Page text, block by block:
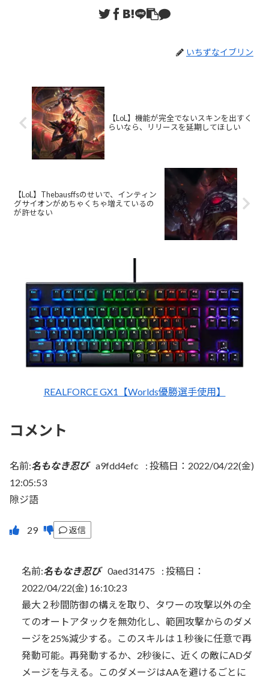
いちずなイブリン
【LoL】機能が完全でないスキンを出すく
らいなら、リリースを延期してほしい
【LoL】Thebausffsのせいで、インティン
グサイオンがめちゃくちゃ増えているの
が許せない
REALFORCE GX1【Worlds優勝選手使用】
コメント
名前:名もなき忍び a9fdd4efc : 投稿日：2022/04/22(金)
12:05:53
隙ジ語
返信
名前:名もなき忍び 0aed31475 : 投稿日：
2022/04/22(金) 16:10:23
最大２秒間防御の構えを取り、タワーの攻撃以外の全
てのオートアタックを無効化し、範囲攻撃からのダメ
ージを25%減少する。このスキルは１秒後に任意で再
発動可能。再発動するか、2秒後に、近くの敵にADダ
メージを与える。このダメージはAAを避けるごとに